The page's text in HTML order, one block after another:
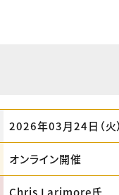
2026年03月24日（
オンライン開催
Chris Larimore氏